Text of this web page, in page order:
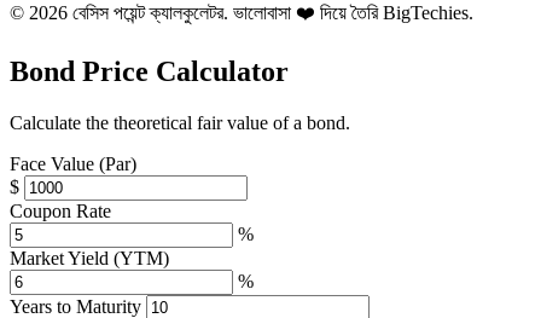
© 2026 বেসিস পয়েন্ট ক্যালকুলেটর. ভালোবাসা ❤️ দিয়ে তৈরিBigTechies.
Bond Price Calculator
Calculate the theoretical fair value of a bond.
Face Value (Par)
$
Coupon Rate
%
Market Yield (YTM)
%
Years to Maturity